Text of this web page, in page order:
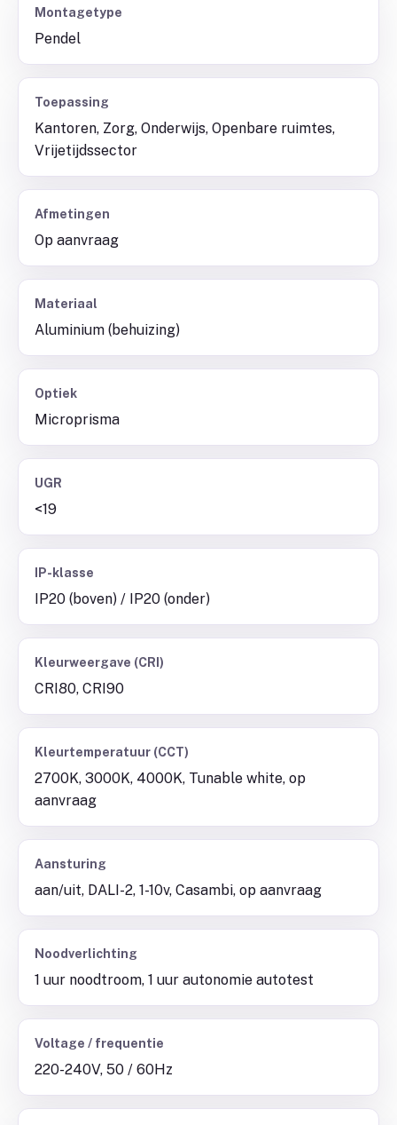
Montagetype
Pendel
Toepassing
Kantoren, Zorg, Onderwijs, Openbare ruimtes,
Vrijetijdssector
Afmetingen
Op aanvraag
Materiaal
Aluminium (behuizing)
Optiek
Microprisma
UGR
<19
IP-klasse
IP20 (boven) / IP20 (onder)
Kleurweergave (CRI)
CRI80, CRI90
Kleurtemperatuur (CCT)
2700K, 3000K, 4000K, Tunable white, op
aanvraag
Aansturing
aan/uit, DALI-2, 1-10v, Casambi, op aanvraag
Noodverlichting
1 uur noodtroom, 1 uur autonomie autotest
Voltage / frequentie
220-240V, 50 / 60Hz